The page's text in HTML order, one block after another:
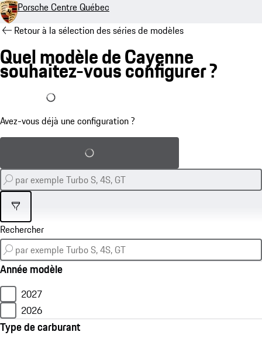
Porsche Centre Québec
Retour à la sélection des séries de modèles
Quel modèle de Cayenne
souhaitez-vous configurer ?
J'ai déjà une configuration
Avez-vous déjà une configuration ?
Charger la configuration sauvegardée
Filtre
Année modèle
2027
2026
Type de carburant